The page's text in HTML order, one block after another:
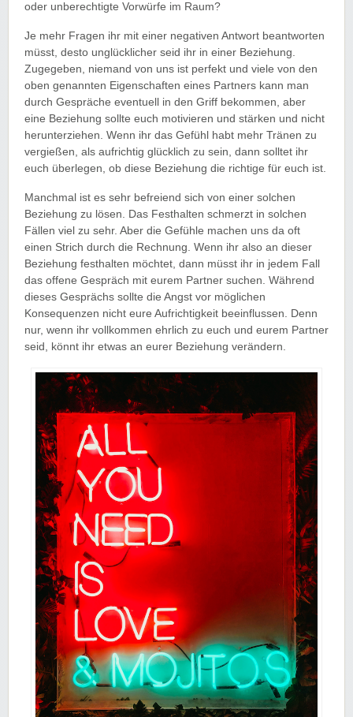
oder unberechtigte Vorwürfe im Raum?
Je mehr Fragen ihr mit einer negativen Antwort beantworten
müsst, desto unglücklicher seid ihr in einer Beziehung.
Zugegeben, niemand von uns ist perfekt und viele von den
oben genannten Eigenschaften eines Partners kann man
durch Gespräche eventuell in den Griff bekommen, aber
eine Beziehung sollte euch motivieren und stärken und nicht
herunterziehen. Wenn ihr das Gefühl habt mehr Tränen zu
vergießen, als aufrichtig glücklich zu sein, dann solltet ihr
euch überlegen, ob diese Beziehung die richtige für euch ist.
Manchmal ist es sehr befreiend sich von einer solchen
Beziehung zu lösen. Das Festhalten schmerzt in solchen
Fällen viel zu sehr. Aber die Gefühle machen uns da oft
einen Strich durch die Rechnung. Wenn ihr also an dieser
Beziehung festhalten möchtet, dann müsst ihr in jedem Fall
das offene Gespräch mit eurem Partner suchen. Während
dieses Gesprächs sollte die Angst vor möglichen
Konsequenzen nicht eure Aufrichtigkeit beeinflussen. Denn
nur, wenn ihr vollkommen ehrlich zu euch und eurem Partner
seid, könnt ihr etwas an eurer Beziehung verändern.